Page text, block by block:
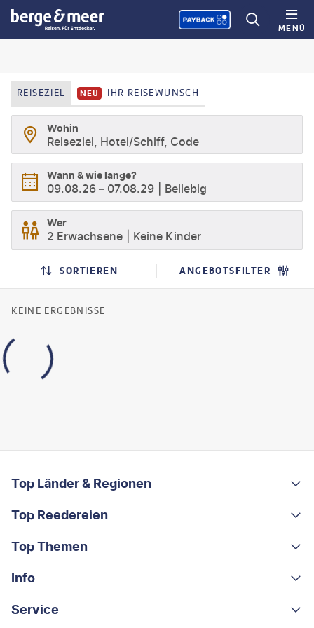
MENÜ
REISEZIEL NEU IHR REISEWUNSCH
Wohin
Reiseziel, Hotel/Schiff, Code
Wann & wie lange?
09.08.26 – 07.08.29 Beliebig
Wer
2 Erwachsene Keine Kinder
SUCHLISTENSEITE
SUCHERGEBNISSE
SORTIEREN ANGEBOTSFILTER
KEINE ERGEBNISSE
Footer navigation
Top Länder & Regionen
Portugal
Albanien
Griechenland
Top Reedereien
AIDA
MSC Cruises
Costa Kreuzfahrten
Top Themen
Rundreisen
Kleingruppen-Rundreisen
Info
Über uns
Service